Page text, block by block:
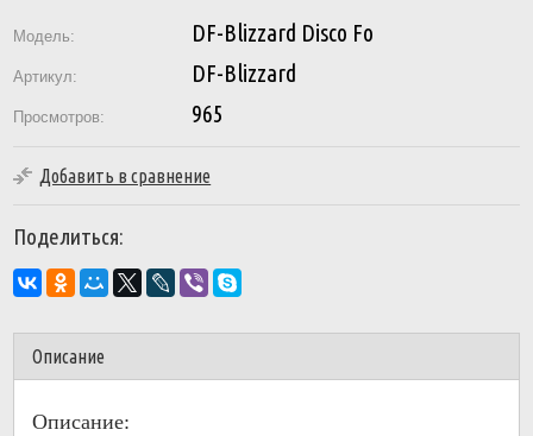
Модель: DF-Blizzard Disco Fo
Артикул: DF-Blizzard
Просмотров: 965
Добавить в сравнение
Поделиться:
Описание
Описание: